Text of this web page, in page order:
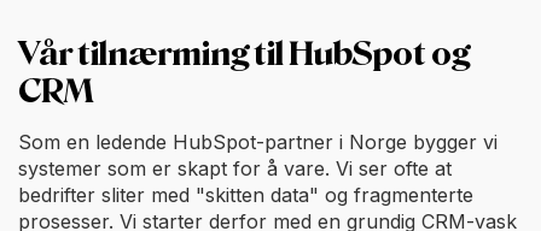
Vår tilnærming til HubSpot og
CRM
Som en ledende HubSpot-partner i Norge bygger vi
systemer som er skapt for å vare. Vi ser ofte at
bedrifter sliter med "skitten data" og fragmenterte
prosesser. Vi starter derfor med en grundig CRM-vask